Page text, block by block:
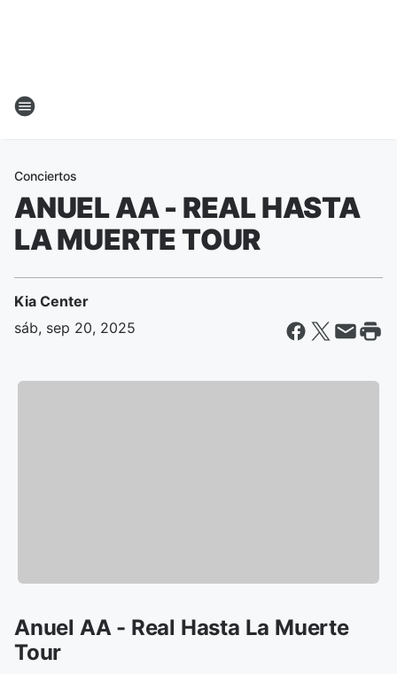
Conciertos
ANUEL AA - REAL HASTA
LA MUERTE TOUR
Kia Center
sáb, sep 20, 2025
Anuel AA - Real Hasta La Muerte
Tour